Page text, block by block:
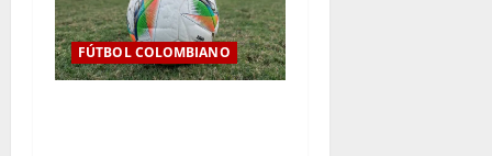
FÚTBOL COLOMBIANO